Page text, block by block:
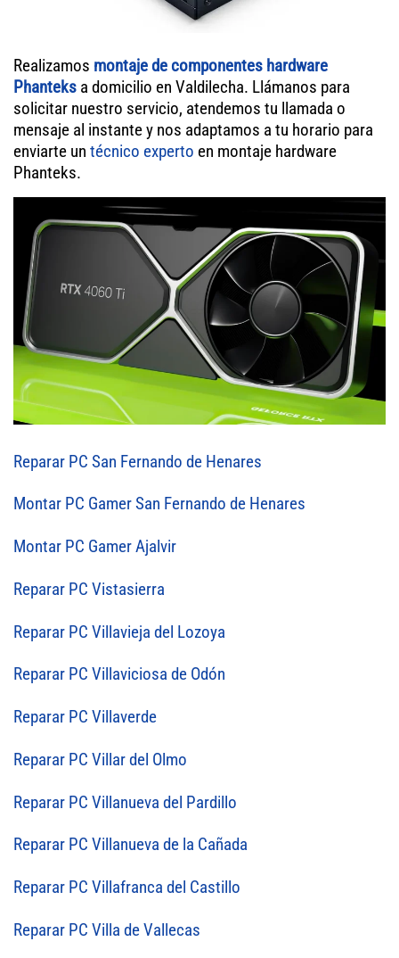
Realizamos montaje de componentes hardware
Phanteks a domicilio en Valdilecha. Llámanos para
solicitar nuestro servicio, atendemos tu llamada o
mensaje al instante y nos adaptamos a tu horario para
enviarte un técnico experto en montaje hardware
Phanteks.
Reparar PC San Fernando de Henares
Montar PC Gamer San Fernando de Henares
Montar PC Gamer Ajalvir
Reparar PC Vistasierra
Reparar PC Villavieja del Lozoya
Reparar PC Villaviciosa de Odón
Reparar PC Villaverde
Reparar PC Villar del Olmo
Reparar PC Villanueva del Pardillo
Reparar PC Villanueva de la Cañada
Reparar PC Villafranca del Castillo
Reparar PC Villa de Vallecas